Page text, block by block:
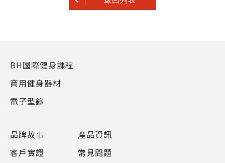
品牌故事
客戶實證
產品資訊
常見問題
BH國際健身課程
商用健身器材
電子型錄